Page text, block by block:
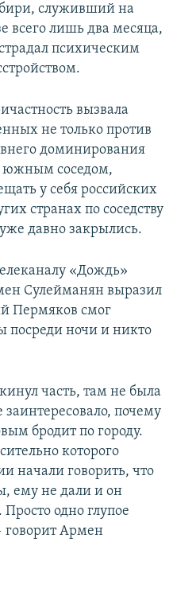
служивший на
всего лишь два месяца,
психическим
вызвала
не только против
доминирования
южным соседом,
у себя российских
странах по соседству
давно закрылись.
«Дождь»
Сулейманян выразил
Пермяков смог
посреди ночи и никто
часть, там не была
заинтересовало, почему
бродит по городу.
которого
начали говорить, что
ему не дали и он
одно глупое
Армен